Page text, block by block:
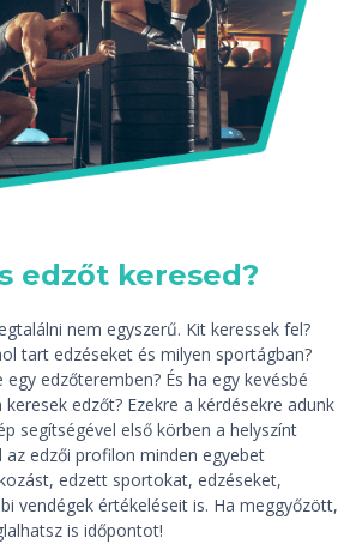
edzőt keresed?
nem egyszerű. Kit keressek fel?
tart edzéseket és milyen sportágban?
edzőteremben? És ha egy kevésbé
edzőt? Ezekre a kérdésekre adunk
segítségével első körben a helyszínt
edzői profilon minden egyebet
edzett sportokat, edzéseket,
vendégek értékeléseit is. Ha meggyőzött,
is időpontot!